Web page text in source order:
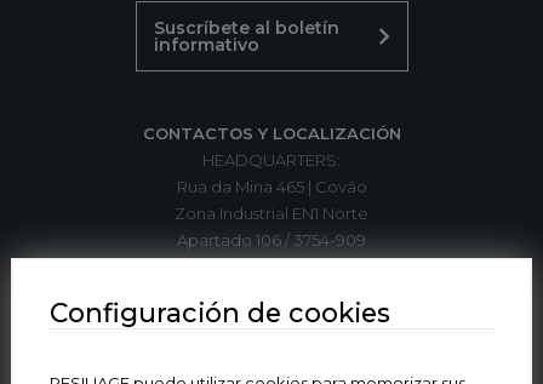
Suscríbete al boletín
informativo
CONTACTOS Y LOCALIZACIÓN
HEADQUARTERS:
Rua da Mina 465 | Covão
Zona Industrial EN1 Norte
Apartado 106 / 3754-909
Configuración de cookies